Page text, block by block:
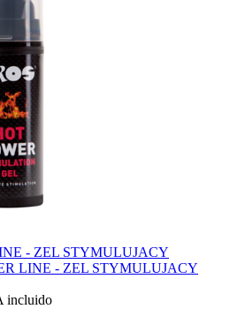
- ZEL STYMULUJACY
LINE - ZEL STYMULUJACY
incluido